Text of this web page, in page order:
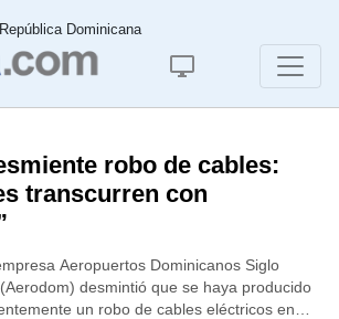
Dominicana
robo de cables:
transcurren con
Aeropuertos Dominicanos Siglo
desmintió que se haya producido
un robo de cables eléctricos en…